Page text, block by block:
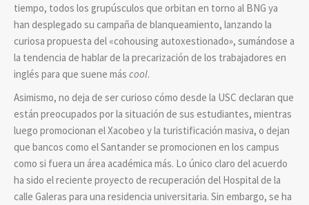
tiempo, todos los grupúsculos que orbitan en torno al BNG ya
han desplegado su campaña de blanqueamiento, lanzando la
curiosa propuesta del «cohousing autoxestionado», sumándose a
la tendencia de hablar de la precarización de los trabajadores en
inglés para que suene más cool.
Asimismo, no deja de ser curioso cómo desde la USC declaran que
están preocupados por la situación de sus estudiantes, mientras
luego promocionan el Xacobeo y la turistificación masiva, o dejan
que bancos como el Santander se promocionen en los campus
como si fuera un área académica más. Lo único claro del acuerdo
ha sido el reciente proyecto de recuperación del Hospital de la
calle Galeras para una residencia universitaria. Sin embargo, se ha